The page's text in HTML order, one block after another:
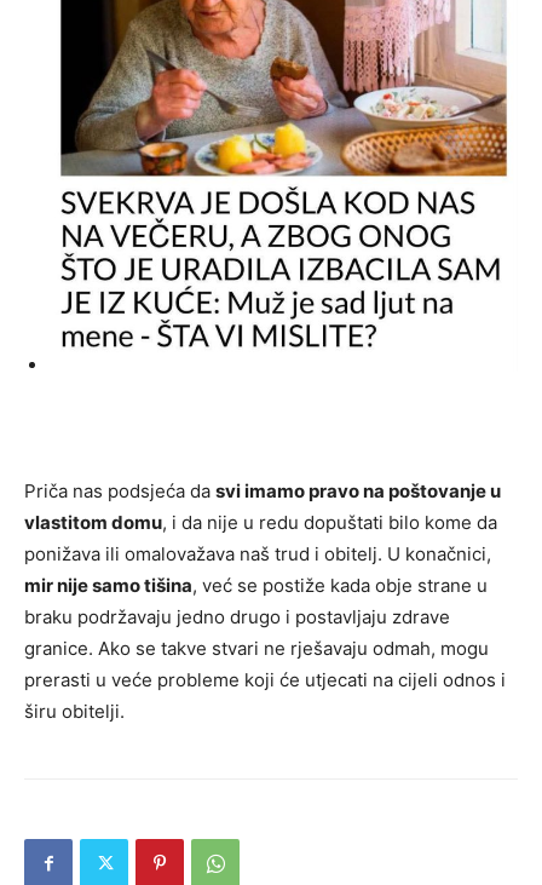
Priča nas podsjeća da svi imamo pravo na poštovanje u
vlastitom domu, i da nije u redu dopuštati bilo kome da
ponižava ili omalovažava naš trud i obitelj. U konačnici,
mir nije samo tišina, već se postiže kada obje strane u
braku podržavaju jedno drugo i postavljaju zdrave
granice. Ako se takve stvari ne rješavaju odmah, mogu
prerasti u veće probleme koji će utjecati na cijeli odnos i
širu obitelji.